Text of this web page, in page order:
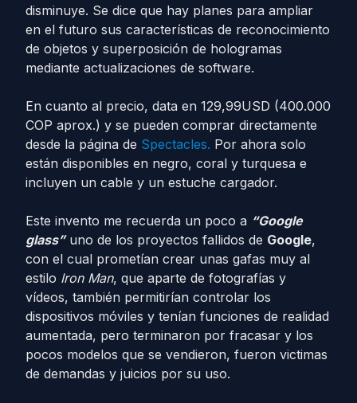
disminuye. Se dice que hay planes para ampliar
en el futuro sus características de reconocimiento
de objetos y superposición de hologramas
mediante actualizaciones de software.
En cuanto al precio, data en 129,99USD (400.000
COP aprox.) y se pueden comprar directamente
desde la página de Spectacles. Por ahora solo
están disponibles en negro, coral y turquesa e
incluyen un cable y un estuche cargador.
Este invento me recuerda un poco a “Google
glass”uno de los proyectos fallidos de Google,
con el cual prometían crear unas gafas muy al
estilo Iron Man, que aparte de fotografías y
vídeos, también permitirían controlar los
dispositivos móviles y tenían funciones de realidad
aumentada, pero terminaron por fracasar y los
pocos modelos que se vendieron, fueron victimas
de demandas y juicios por su uso.